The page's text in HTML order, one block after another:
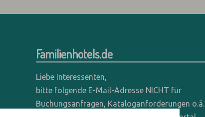
Familienhotels.de
Liebe Interessenten,
bitte folgende E-Mail-Adresse NICHT für
Buchungsanfragen, Kataloganforderungen o.ä.